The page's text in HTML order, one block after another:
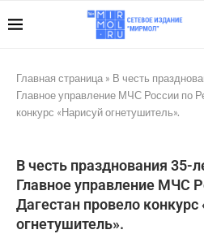
Главная страница » В честь
Главное управление МЧС России по
конкурс «Нарисуй огнетушитель».
В честь празднования 35-
Главное управление МЧС
Дагестан провело конкурс
огнетушитель».